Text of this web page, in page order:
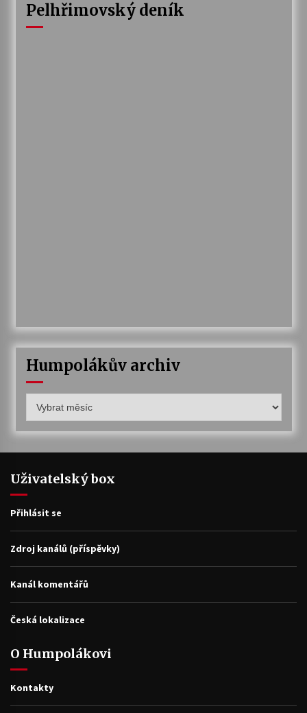
Pelhřimovský deník
Humpolákův archiv
archiv
Uživatelský box
Přihlásit se
Zdroj kanálů (příspěvky)
Kanál komentářů
Česká lokalizace
O Humpolákovi
Kontakty